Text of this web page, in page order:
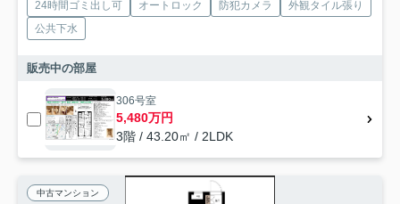
24時間ゴミ出し可 オートロック 防犯カメラ
外観タイル張り
公共下水
販売中の部屋
306号室
5,480万円
3階 / 43.20㎡ / 2LDK
中古マンション